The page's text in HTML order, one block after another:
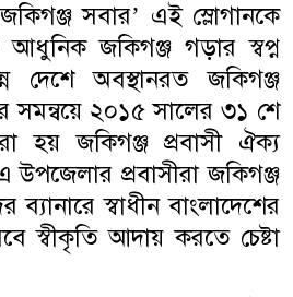
সবার’ এই স্লোগানকে
জকিগঞ্জ গড়ার স্বপ্ন
দেশে অবস্থানরত জকিগঞ্জ
সমন্বয়ে ২০১৫ সালের ৩১ শে
হয় জকিগঞ্জ প্রবাসী ঐক্য
প্রবাসীরা জকিগঞ্জ
ব্যানারে স্বাধীন বাংলাদেশের
স্বীকৃতি আদায় করতে চেষ্টা